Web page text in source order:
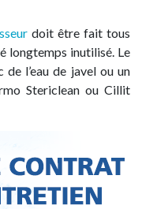
doit être fait tous
longtemps inutilisé. Le
l’eau de javel ou un
Stericlean ou Cillit